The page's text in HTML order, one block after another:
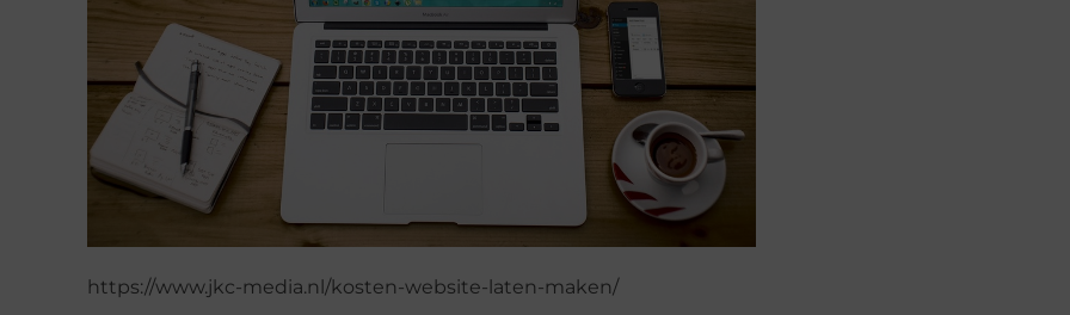
https://www.jkc-media.nl/kosten-website-laten-maken/